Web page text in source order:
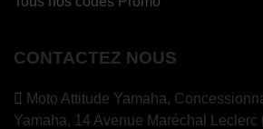
CONTACTEZ NOUS
Moto Attitude Yamaha,
Yamaha, 14 Avenue Maréchal